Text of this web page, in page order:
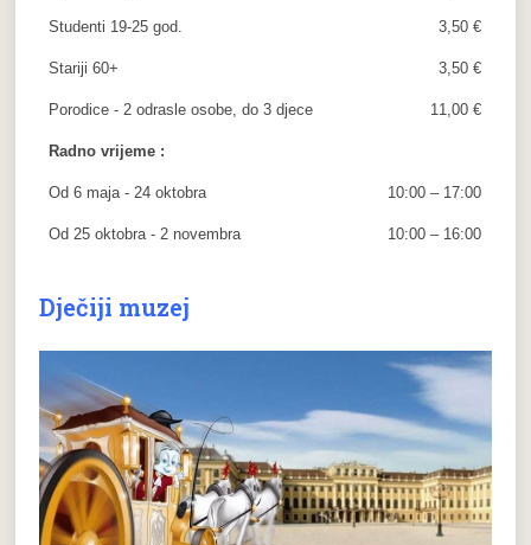
Studenti 19-25 god. 3,50 €
Stariji 60+ 3,50 €
Porodice - 2 odrasle osobe, do 3 djece 11,00 €
Radno vrijeme :
Od 6 maja - 24 oktobra 10:00 – 17:00
Od 25 oktobra - 2 novembra 10:00 – 16:00
Dječiji muzej